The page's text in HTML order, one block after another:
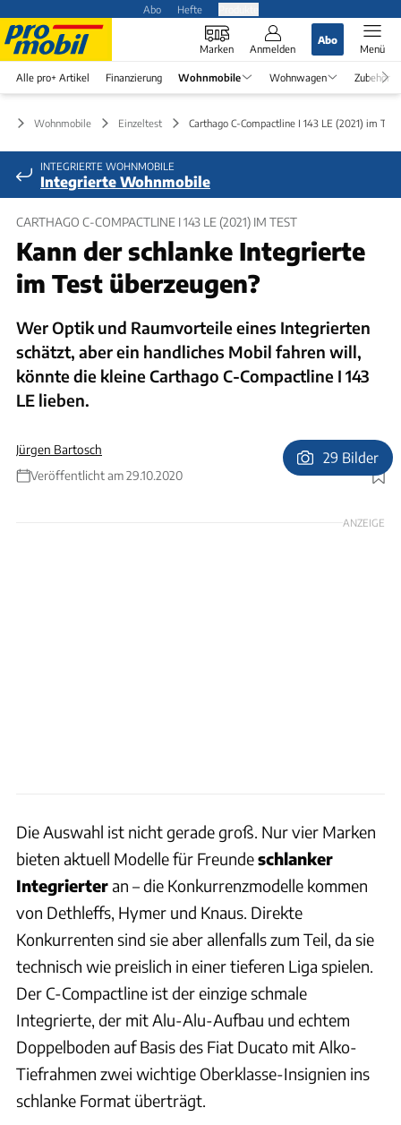
Abo Hefte
Marken Anmelden
Abo
Menü
Alle pro+ Artikel Finanzierung Wohnmobile Wohnwagen Zubehör
Wohnmobile Einzeltest Carthago C-Compactline I 143 LE (2021) im Test
INTEGRIERTE WOHNMOBILE
Integrierte Wohnmobile
CARTHAGO C-COMPACTLINE I 143 LE (2021) IM TEST
Kann der schlanke Integrierte
im Test überzeugen?
Wer Optik und Raumvorteile eines Integrierten
schätzt, aber ein handliches Mobil fahren will,
könnte die kleine Carthago C-Compactline I 143
LE lieben.
Jürgen Bartosch
Veröffentlicht am 29.10.2020
Foto: Ingolf Pompe
29 Bilder
ANZEIGE
Die Auswahl ist nicht gerade groß. Nur vier Marken
bieten aktuell Modelle für Freundeschlanker
Integrierteran – die Konkurrenzmodelle kommen
von Dethleffs, Hymer und Knaus. Direkte
Konkurrenten sind sie aber allenfalls zum Teil, da sie
technisch wie preislich in einer tieferen Liga spielen.
Der C-Compactline ist der einzige schmale
Integrierte, der mit Alu-Alu-Aufbau und echtem
Doppelboden auf Basis des Fiat Ducato mit Alko-
Tiefrahmen zwei wichtige Oberklasse-Insignien ins
schlanke Format überträgt.